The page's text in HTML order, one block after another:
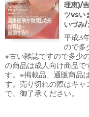
理恵)/
ツvsい
いづみ/
平成3
ので多
※古い雑誌ですので多少
の商品は成人向け商品で
す。※掲載品、通販商品
す。売り切れの際はキ
で、御了承ください。